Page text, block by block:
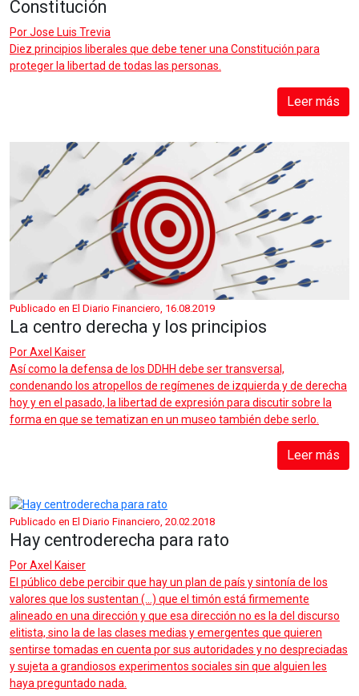
Constitución
PorJose Luis Trevia
Diez principios liberales que debe tener una Constitución para
proteger la libertad de todas las personas.
Leer más
Publicado en El Diario Financiero, 16.08.2019
La centro derecha y los principios
PorAxel Kaiser
Así como la defensa de los DDHH debe ser transversal,
condenando los atropellos de regímenes de izquierda y de derecha
hoy y en el pasado, la libertad de expresión para discutir sobre la
forma en que se tematizan en un museo también debe serlo.
Leer más
Publicado en El Diario Financiero, 20.02.2018
Hay centroderecha para rato
PorAxel Kaiser
El público debe percibir que hay un plan de país y sintonía de los
valores que los sustentan (...) que el timón está firmemente
alineado en una dirección y que esa dirección no es la del discurso
elitista, sino la de las clases medias y emergentes que quieren
sentirse tomadas en cuenta por sus autoridades y no despreciadas
y sujeta a grandiosos experimentos sociales sin que alguien les
haya preguntado nada.